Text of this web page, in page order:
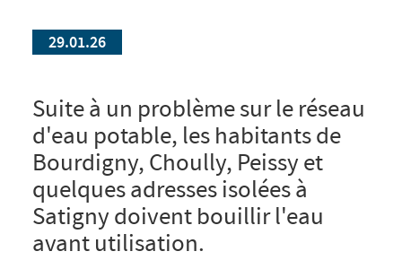
29.01.26
Suite à un problème sur le réseau
d'eau potable, les habitants de
Bourdigny, Choully, Peissy et
quelques adresses isolées à
Satigny doivent bouillir l'eau
avant utilisation.